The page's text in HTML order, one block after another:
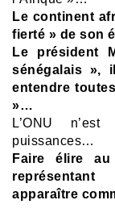
Le continent
fierté » de son
Le président
sénégalais »,
entendre
»…
L’ONU
puissances…
Faire élire
apparaître